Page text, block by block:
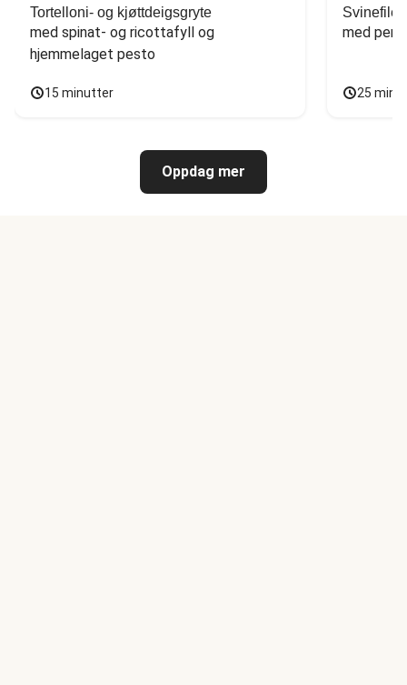
Tortelloni- og kjøttdeigsgryte
med spinat- og ricottafyll og
hjemmelaget pesto
15 minutter
Svinefilet
med
25
Oppdag mer